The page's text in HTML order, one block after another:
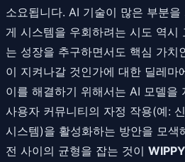
소요됩니다. AI 기술이 많은 부분
게 시스템을 우회하려는 시도 역시
는 성장을 추구하면서도 핵심 가치
이 지켜나갈 것인가에 대한 딜레마
이를 해결하기 위해서는 AI 모델을
사용자 커뮤니티의 자정 작용(예:
시스템)을 활성화하는 방안을 모색
전 사이의 균형을 잡는 것이 WIPPY